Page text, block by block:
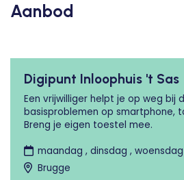
Aanbod
Digipunt Inloophuis 't Sas
Een vrijwilliger helpt je op weg bij
basisproblemen op smartphone,
Breng je eigen toestel mee.
maandag , dinsdag ,
Brugge